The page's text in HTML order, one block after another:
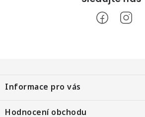
á
p
a
Informace pro vás
Objednání po telefonu
Hodnocení obchodu